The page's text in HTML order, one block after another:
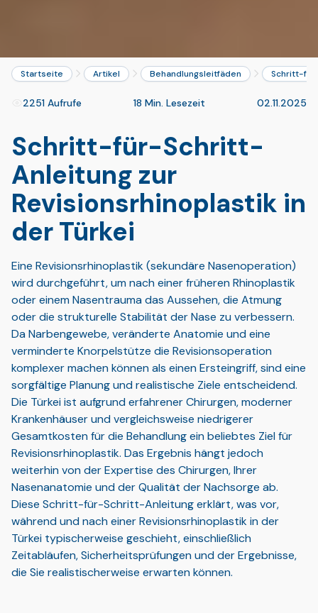
Startseite Artikel Behandlungsleitfäden Schritt-
2251 Aufrufe 18 Min. Lesezeit 02.11.2025
Schritt-für-Schritt-
Anleitung zur
Revisionsrhinoplastik in
der Türkei
Eine Revisionsrhinoplastik (sekundäre Nasenoperation)
wird durchgeführt, um nach einer früheren Rhinoplastik
oder einem Nasentrauma das Aussehen, die Atmung
oder die strukturelle Stabilität der Nase zu verbessern.
Da Narbengewebe, veränderte Anatomie und eine
verminderte Knorpelstütze die Revisionsoperation
komplexer machen können als einen Ersteingriff, sind eine
sorgfältige Planung und realistische Ziele entscheidend.
Die Türkei ist aufgrund erfahrener Chirurgen, moderner
Krankenhäuser und vergleichsweise niedrigerer
Gesamtkosten für die Behandlung ein beliebtes Ziel für
Revisionsrhinoplastik. Das Ergebnis hängt jedoch
weiterhin von der Expertise des Chirurgen, Ihrer
Nasenanatomie und der Qualität der Nachsorge ab.
Diese Schritt-für-Schritt-Anleitung erklärt, was vor,
während und nach einer Revisionsrhinoplastik in der
Türkei typischerweise geschieht, einschließlich
Zeitabläufen, Sicherheitsprüfungen und der Ergebnisse,
die Sie realistischerweise erwarten können.